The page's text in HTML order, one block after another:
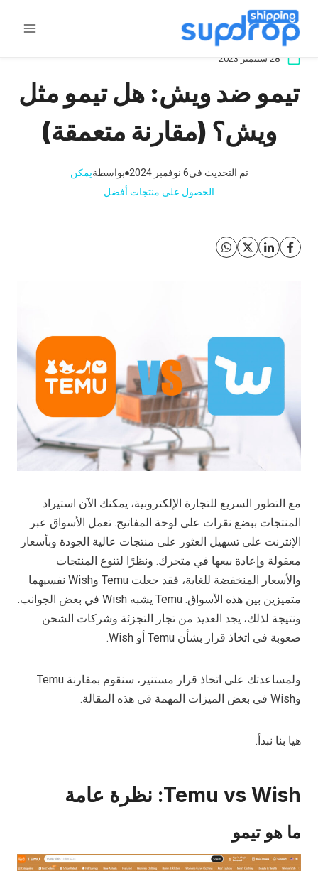
تخطى
المحتوى
28 سبتمبر 2023
تيمو ضد ويش: هل تيمو مثل
ويش؟ (مقارنة متعمقة)
تم التحديث في6 نوفمبر 2024 بواسطةيمكن
الحصول على منتجات أفضل
مع التطور السريع للتجارة الإلكترونية، يمكنك الآن استيراد
المنتجات ببضع نقرات على لوحة المفاتيح. تعمل الأسواق عبر
الإنترنت على تسهيل العثور على منتجات عالية الجودة وبأسعار
معقولة وإعادة بيعها في متجرك. ونظرًا لتنوع المنتجات
والأسعار المنخفضة للغاية، فقد جعلت Temu وWish نفسيهما
متميزين بين هذه الأسواق. Temu يشبه Wish في بعض الجوانب.
ونتيجة لذلك، يجد العديد من تجار التجزئة وشركات الشحن
صعوبة في اتخاذ قرار بشأن Temu أو Wish.
ولمساعدتك على اتخاذ قرار مستنير، سنقوم بمقارنة Temu
وWish في بعض الميزات المهمة في هذه المقالة.
هيا بنا نبدأ.
Temu vs Wish: نظرة عامة
ما هو تيمو